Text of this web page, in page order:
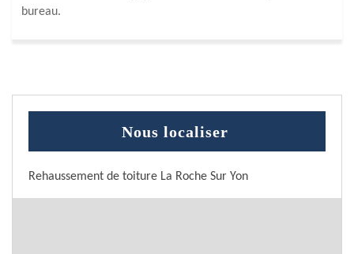
bureau.
Nous localiser
Rehaussement de toiture La Roche Sur Yon